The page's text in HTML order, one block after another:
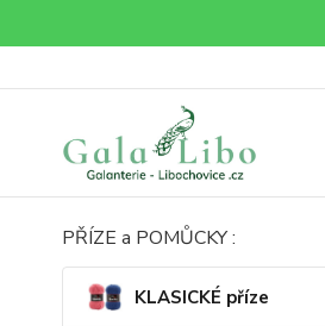
PŘÍZE a POMŮCKY :
KLASICKÉ příze